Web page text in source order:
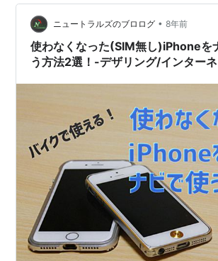
フルフォト Ryusuke Uchida 写真／ビデ
apps.apple.com
ニュートラルズのブロログ • 8年前
使わなくなった(SIM無し)iPhoneを
う方法2選！-デザリング/インター